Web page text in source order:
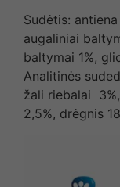
Sudėtis:
augaliniai
baltymai 1%,
Analitinės
žali riebalai
2,5%, drėgnis